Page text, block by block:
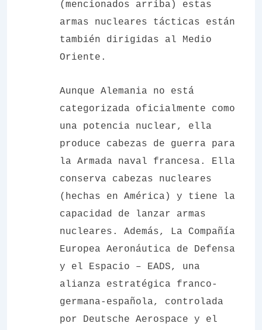
(mencionados arriba) estas
armas nucleares tácticas están
también dirigidas al Medio
Oriente.
Aunque Alemania no está
categorizada oficialmente como
una potencia nuclear, ella
produce cabezas de guerra para
la Armada naval francesa. Ella
conserva cabezas nucleares
(hechas en América) y tiene la
capacidad de lanzar armas
nucleares. Además, La Compañía
Europea Aeronáutica de Defensa
y el Espacio – EADS, una
alianza estratégica franco-
germana-española, controlada
por Deutsche Aerospace y el